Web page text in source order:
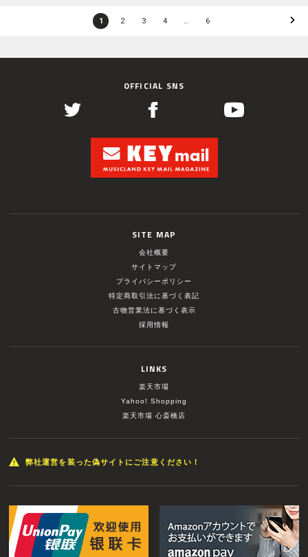
1 2 3 4 … 6
OFFICIAL SNS
SITE MAP
会社概要
サイトマップ
プライバシーポリシー
特定商取引法に基づく表記
古物営業法に基づく表示
採用情報
LINKS
楽天市場
Yahoo! Shopping
楽天市場 心斎橋店
弊社運営を装った偽サイトにご注意ください！